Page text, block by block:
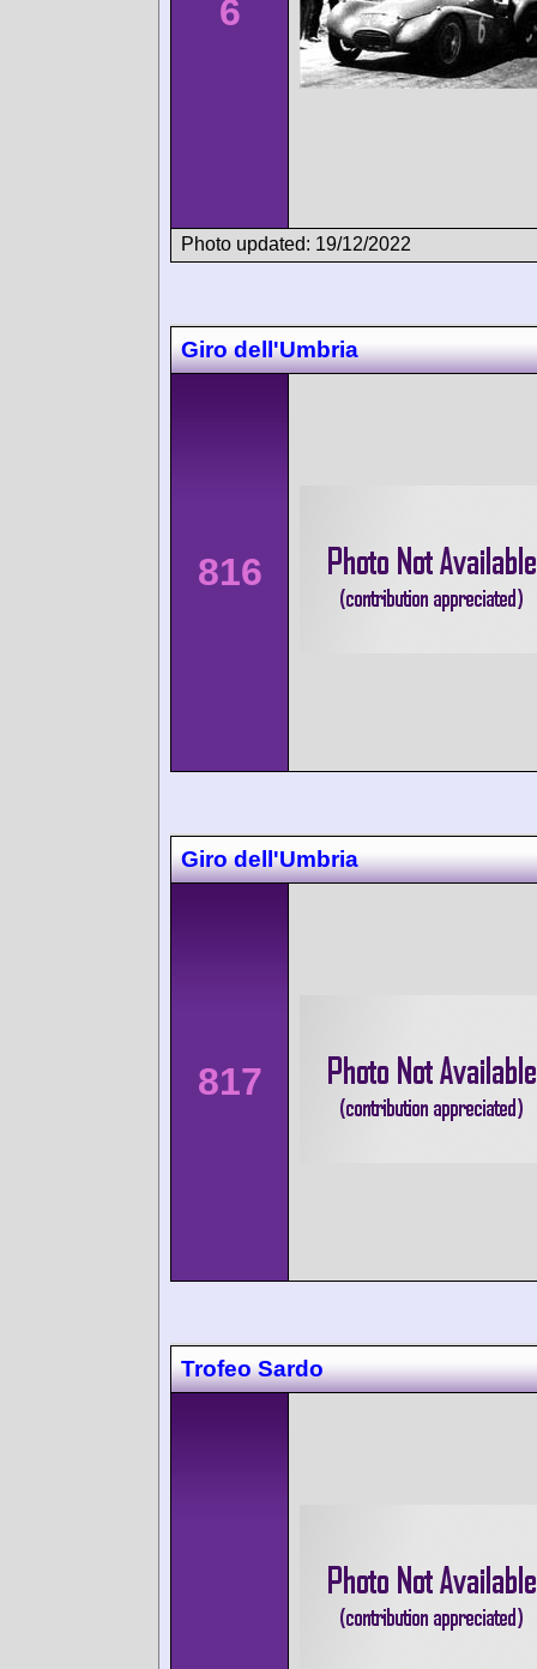
6
Photo updated: 19/12/2022
Giro dell'Umbria
816
Giro dell'Umbria
817
Trofeo Sardo